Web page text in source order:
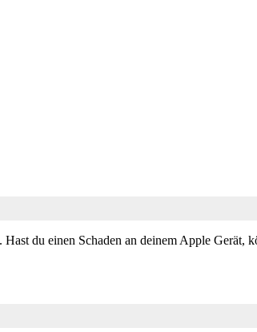
Hast du einen Schaden an deinem Apple Gerät,